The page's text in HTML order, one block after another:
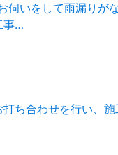
伺いをして雨漏りが
事…
ち合わせを行い、